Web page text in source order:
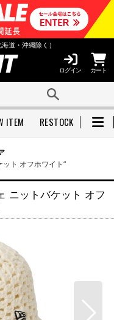
道・沖縄除く）
ログイン カート
ITEM RESTOCK
ト オフホワイト”
ニットバケット オフ